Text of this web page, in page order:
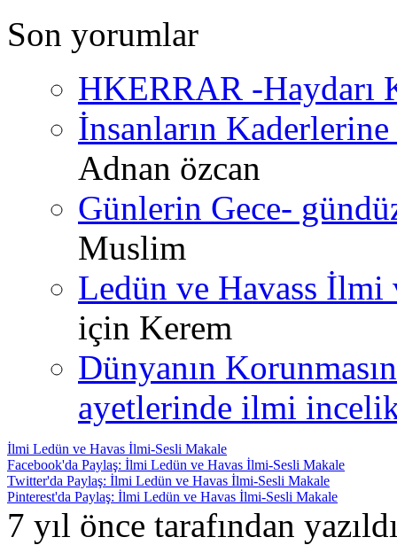
Son yorumlar
HKERRAR -Haydarı
İnsanların
Adnan özcan
Günlerin Gece-
Muslim
Ledün ve Havass İlmi
için Kerem
Dünyanın
ayetlerinde ilmi
İlmi Ledün ve Havas İlmi-Sesli Makale
Facebook'da Paylaş: İlmi Ledün ve Havas İlmi-Sesli Makale
Twitter'da Paylaş: İlmi Ledün ve Havas İlmi-Sesli Makale
Pinterest'da Paylaş: İlmi Ledün ve Havas İlmi-Sesli Makale
7 yıl önce tarafından